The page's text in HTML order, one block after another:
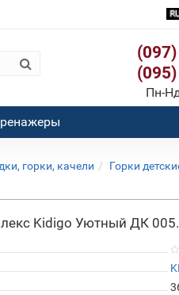
Пн-
горки, качели
Горки
Kidigo Уютный ДК